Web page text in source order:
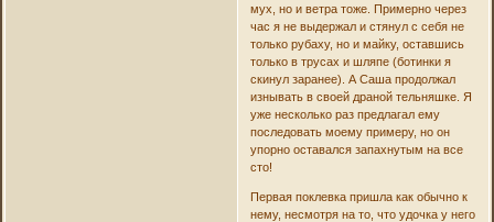
мух, но и ветра тоже. Примерно через
час я не выдержал и стянул с себя не
только рубаху, но и майку, оставшись
только в трусах и шляпе (ботинки я
скинул заранее). А Саша продолжал
изнывать в своей драной тельняшке. Я
уже несколько раз предлагал ему
последовать моему примеру, но он
упорно оставался запахнутым на все
сто!
Первая поклевка пришла как обычно к
нему, несмотря на то, что удочка у него